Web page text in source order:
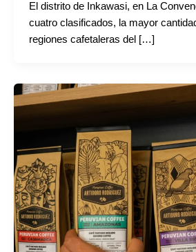
El distrito de Inkawasi, en La
cuatro clasificados, la mayor
regiones cafetaleras del […]